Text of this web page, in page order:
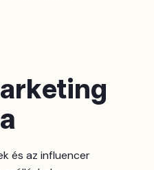
és az influencer